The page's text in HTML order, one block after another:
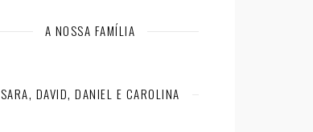
A NOSSA FAMÍLIA
SARA, DAVID, DANIEL E CAROLINA